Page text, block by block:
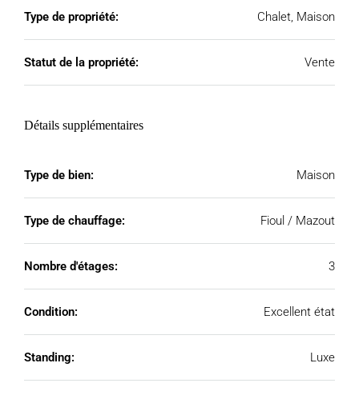
Type de propriété: Chalet, Maison
Statut de la propriété: Vente
Détails supplémentaires
Type de bien: Maison
Type de chauffage: Fioul / Mazout
Nombre d'étages: 3
Condition: Excellent état
Standing: Luxe